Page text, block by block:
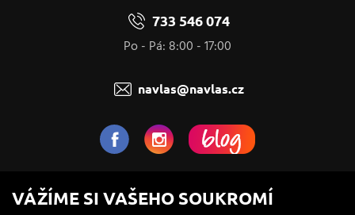
733 546 074
Po - Pá: 8:00 - 17:00
navlas@navlas.cz
NaVlas.cz - Vlasová kosmetika
provozovatel e-shopu a prodejen
VÁŽÍME SI VAŠEHO SOUKROMÍ